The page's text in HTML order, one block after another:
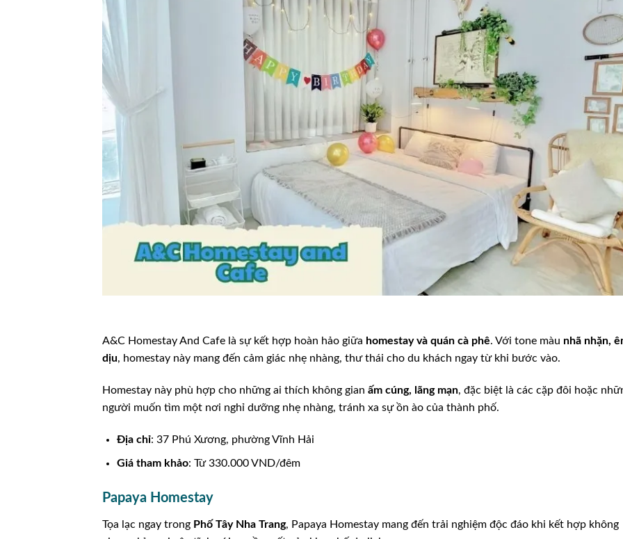
A&C Homestay And Cafe là sự kết hợp hoàn hảo giữa homestay và quán cà phê. Với tone màu nhã nhặn,
dịu, homestay này mang đến cảm giác nhẹ nhàng, thư thái cho du khách ngay từ khi bước vào.
Homestay này phù hợp cho những ai thích không gian ấm cúng, lãng mạn, đặc biệt là các cặp đôi hoặc
người muốn tìm một nơi nghỉ dưỡng nhẹ nhàng, tránh xa sự ồn ào của thành phố.
Địa chỉ: 37 Phú Xương, phường Vĩnh Hải
Giá tham khảo: Từ 330.000 VND/đêm
Papaya Homestay
Tọa lạc ngay trong Phố Tây Nha Trang, Papaya Homestay mang đến trải nghiệm độc đáo khi kết hợp không